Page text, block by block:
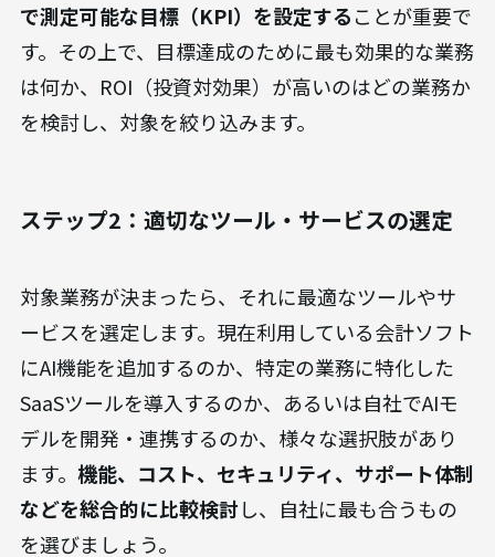
で測定可能な目標（KPI）を設定することが重要で
す。その上で、目標達成のために最も効果的な業務
は何か、ROI（投資対効果）が高いのはどの業務か
を検討し、対象を絞り込みます。
ステップ2：適切なツール・サービスの選定
対象業務が決まったら、それに最適なツールやサ
ービスを選定します。現在利用している会計ソフト
にAI機能を追加するのか、特定の業務に特化した
SaaSツールを導入するのか、あるいは自社でAIモ
デルを開発・連携するのか、様々な選択肢があり
ます。 機能、コスト、セキュリティ、サポート体制
などを総合的に比較検討し、自社に最も合うもの
を選びましょう。